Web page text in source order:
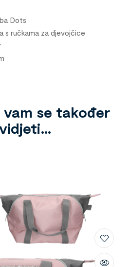
Dots
s ručkama za djevojčice
vam se također